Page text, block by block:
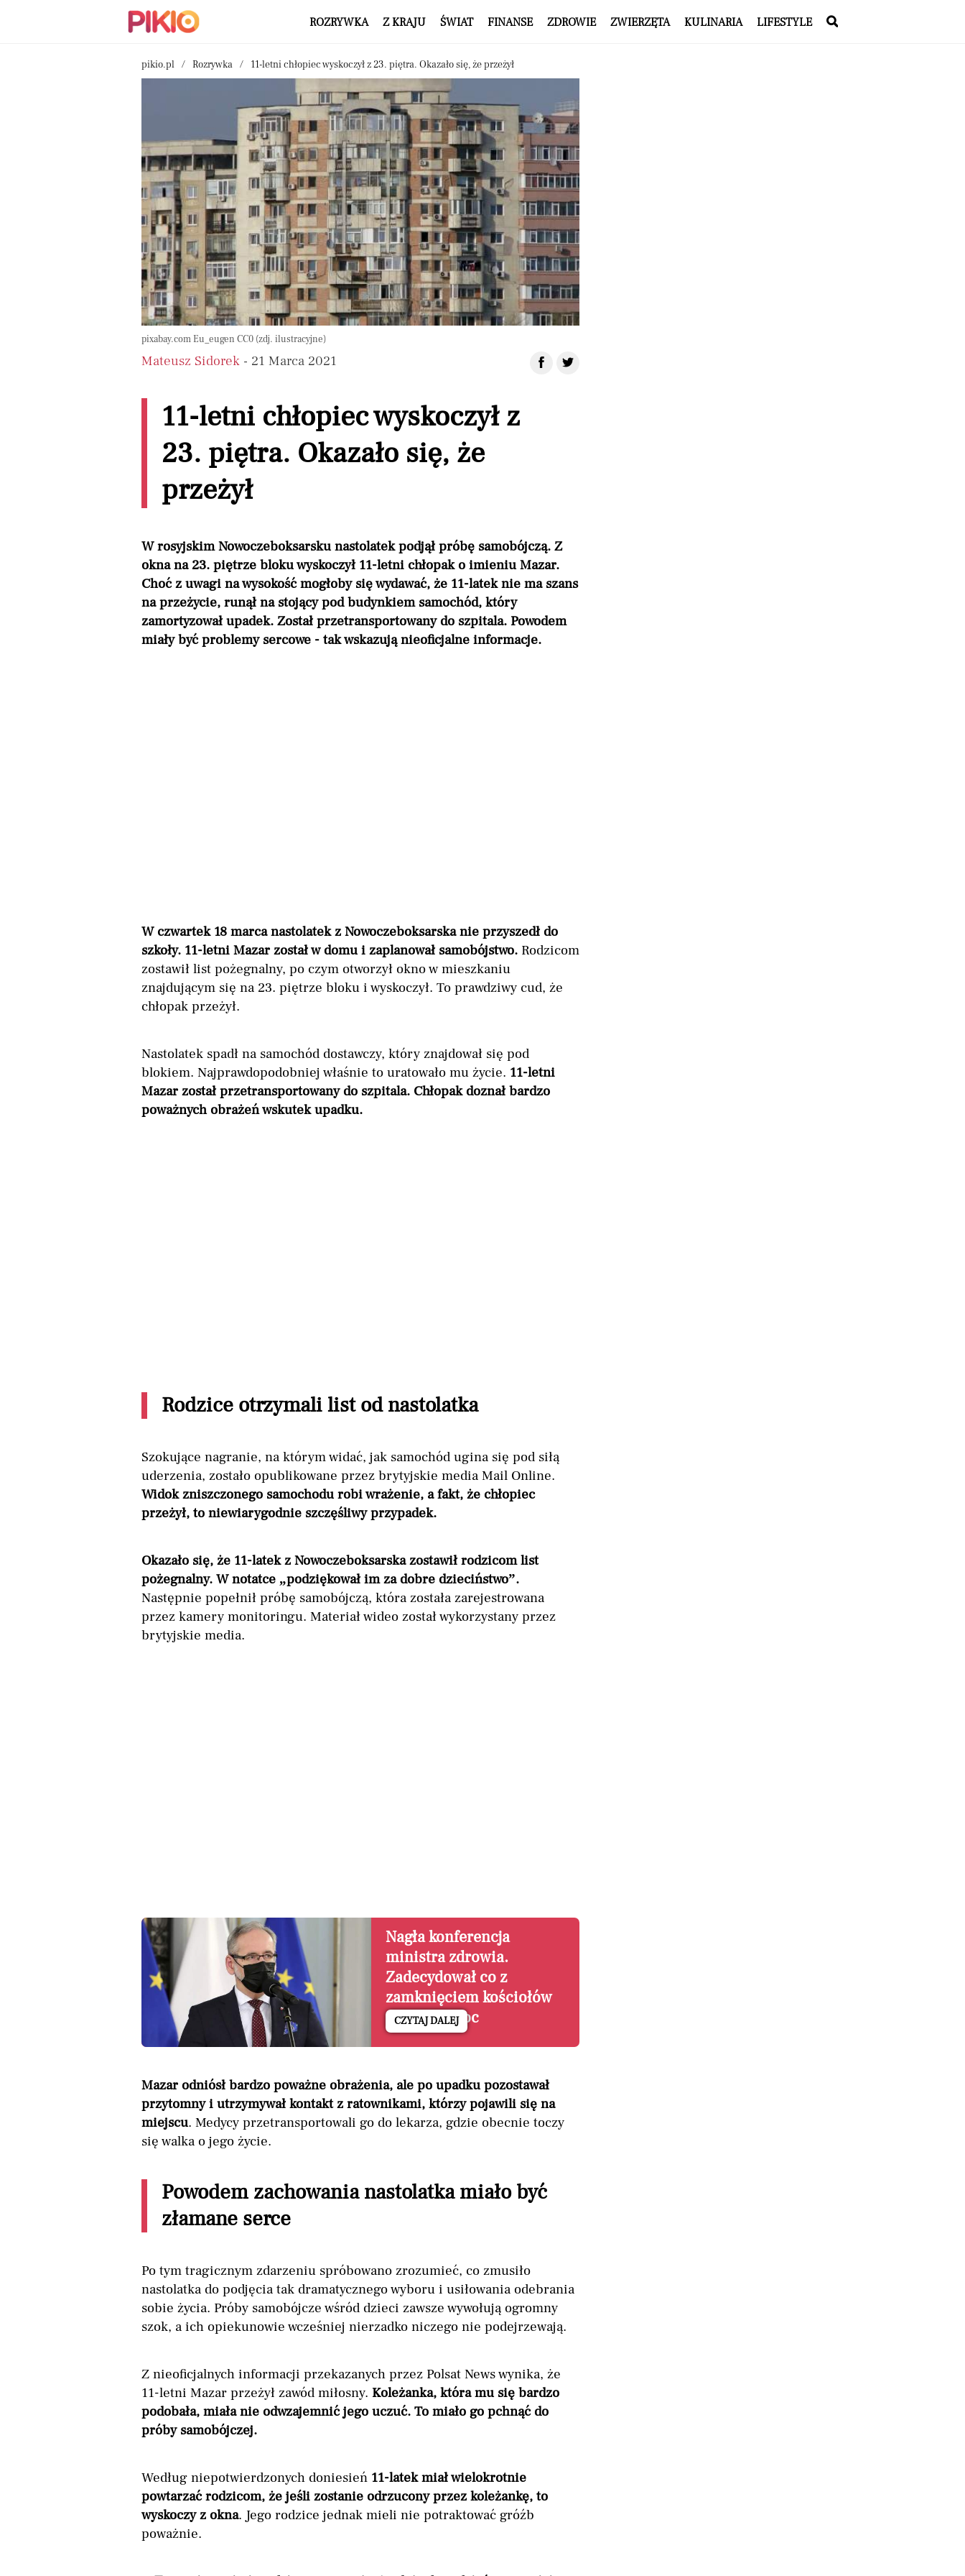
ROZRYWKA Z KRAJU ŚWIAT FINANSE ZDROWIE ZWIERZĘTA KULINARIA LIFESTYLE
pikio.pl Rozrywka 11-letni chłopiec wyskoczył z 23. piętra. Okazało się, że przeżył
pixabay.com Eu_eugen CC0 (zdj. ilustracyjne)
Mateusz Sidorek - 21 Marca 2021
11-letni chłopiec wyskoczył z
23. piętra. Okazało się, że
przeżył
W rosyjskim Nowoczeboksarsku nastolatek podjął próbę samobójczą. Z
okna na 23. piętrze bloku wyskoczył 11-letni chłopak o imieniu Mazar.
Choć z uwagi na wysokość mogłoby się wydawać, że 11-latek nie ma szans
na przeżycie, runął na stojący pod budynkiem samochód, który
zamortyzował upadek. Został przetransportowany do szpitala. Powodem
miały być problemy sercowe - tak wskazują nieoficjalne informacje.
W czwartek 18 marca nastolatek z Nowoczeboksarska nie przyszedł do
szkoły. 11-letni Mazar został w domu i zaplanował samobójstwo. Rodzicom
zostawił list pożegnalny, po czym otworzył okno w mieszkaniu
znajdującym się na 23. piętrze bloku i wyskoczył. To prawdziwy cud, że
chłopak przeżył.
Nastolatek spadł na samochód dostawczy, który znajdował się pod
blokiem. Najprawdopodobniej właśnie to uratowało mu życie. 11-letni
Mazar został przetransportowany do szpitala. Chłopak doznał bardzo
poważnych obrażeń wskutek upadku.
Rodzice otrzymali list od nastolatka
Szokujące nagranie, na którym widać, jak samochód ugina się pod siłą
uderzenia, zostało opublikowane przez brytyjskie media Mail Online.
Widok zniszczonego samochodu robi wrażenie, a fakt, że chłopiec
przeżył, to niewiarygodnie szczęśliwy przypadek.
Okazało się, że 11-latek z Nowoczeboksarska zostawił rodzicom list
pożegnalny. W notatce „podziękował im za dobre dzieciństwo”.
Następnie popełnił próbę samobójczą, która została zarejestrowana
przez kamery monitoringu. Materiał wideo został wykorzystany przez
brytyjskie media.
Nagła konferencja
ministra zdrowia.
Zadecydował co z
zamknięciem kościołów
na Wielkanoc
CZYTAJ DALEJ
Mazar odniósł bardzo poważne obrażenia, ale po upadku pozostawał
przytomny i utrzymywał kontakt z ratownikami, którzy pojawili się na
miejscu. Medycy przetransportowali go do lekarza, gdzie obecnie toczy
się walka o jego życie.
Powodem zachowania nastolatka miało być
złamane serce
Po tym tragicznym zdarzeniu spróbowano zrozumieć, co zmusiło
nastolatka do podjęcia tak dramatycznego wyboru i usiłowania odebrania
sobie życia. Próby samobójcze wśród dzieci zawsze wywołują ogromny
szok, a ich opiekunowie wcześniej nierzadko niczego nie podejrzewają.
Z nieoficjalnych informacji przekazanych przez Polsat News wynika, że
11-letni Mazar przeżył zawód miłosny. Koleżanka, która mu się bardzo
podobała, miała nie odwzajemnić jego uczuć. To miało go pchnąć do
próby samobójczej.
Według niepotwierdzonych doniesień 11-latek miał wielokrotnie
powtarzać rodzicom, że jeśli zostanie odrzucony przez koleżankę, to
wyskoczy z okna. Jego rodzice jednak mieli nie potraktować gróźb
poważnie.